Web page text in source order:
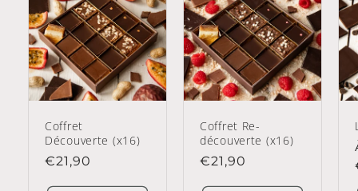
Coffret
Découverte (x16)
Prix
€21,90
Coffret Re-
découverte (x16)
Prix
€21,90